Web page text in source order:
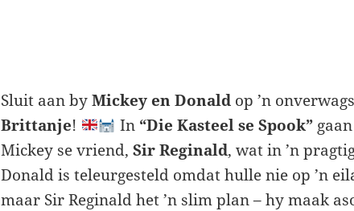
Sluit aan byMickey en Donald op ’n
Brittanje! In “Die Kasteel se Spook”
Mickey se vriend,Sir Reginald, wat in ’n
Donald is teleurgesteld omdat hulle nie op ’n
maar Sir Reginald het ’n slim plan – hy maak